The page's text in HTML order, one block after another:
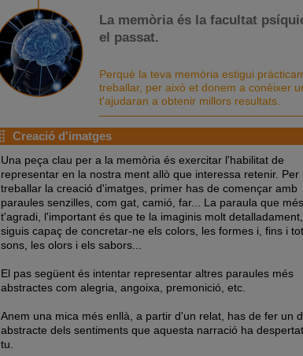
La memòria és la facultat
el passat.
Perquè la teva memòria estigui
treballar, per això et donem a conèixer
t'ajudaran a obtenir millors resultats.
Creació d'imatges
Una peça clau per a la memòria és exercitar l'habilitat de
representar en la nostra ment allò que interessa retenir. Per
treballar la creació d'imatges, primer has de començar amb
paraules senzilles, com gat, camió, far... La paraula que més
t'agradi, l'important és que te la imaginis molt
siguis capaç de concretar-ne els colors, les formes i, fins i
sons, les olors i els sabors...
El pas següent és intentar representar altres paraules més
abstractes com alegria, angoixa, premonició, etc.
Anem una mica més enllà, a partir d'un relat, has de fer un
abstracte dels sentiments que aquesta narració ha
tu.